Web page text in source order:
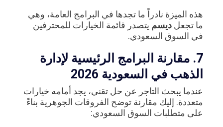
هذه الميزة نادراً ما تجدها في البرامج العامة، وهي
ما تجعل ديسم يتصدر قائمة الخيارات للمحترفين
في السوق السعودي.
7. مقارنة البرامج الرئيسية لإدارة
الذهب في السعودية 2026
عندما يبحث التاجر عن حل تقني، يجد أمامه خيارات
متعددة. إليك مقارنة توضح الفروقات الجوهرية بناءً
على متطلبات السوق السعودي: